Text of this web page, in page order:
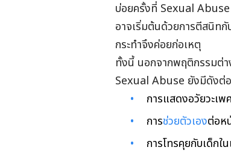
บ่อยครั้งที่ Sexual Abuse
อาจเริ่มต้นด้วยการตีสนิท
กระทำจึงค่อยก่อเหตุ
ทั้งนี้ นอกจากพฤติกรรมต่
Sexual Abuse ยังมีดังต่
การแสดงอวัยวะเ
การช่วยตัวเองต่อห
การโทรคุยกับเด็กใ